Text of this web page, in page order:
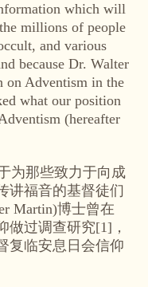
which will
millions of people
and various
because Dr. Walter
on Adventism in the
what our position
(hereafter
为那些致力于向成
讲福音的基督徒们
Martin)博士曾在
做过调查研究[1]，
复临安息日会信仰